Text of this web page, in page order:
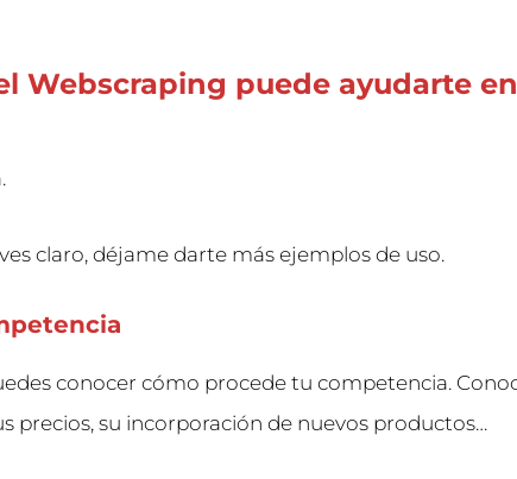
Webscraping puede ayudarte
claro, déjame darte más ejemplos de uso.
conocer cómo procede tu competencia.
precios, su incorporación de nuevos productos…